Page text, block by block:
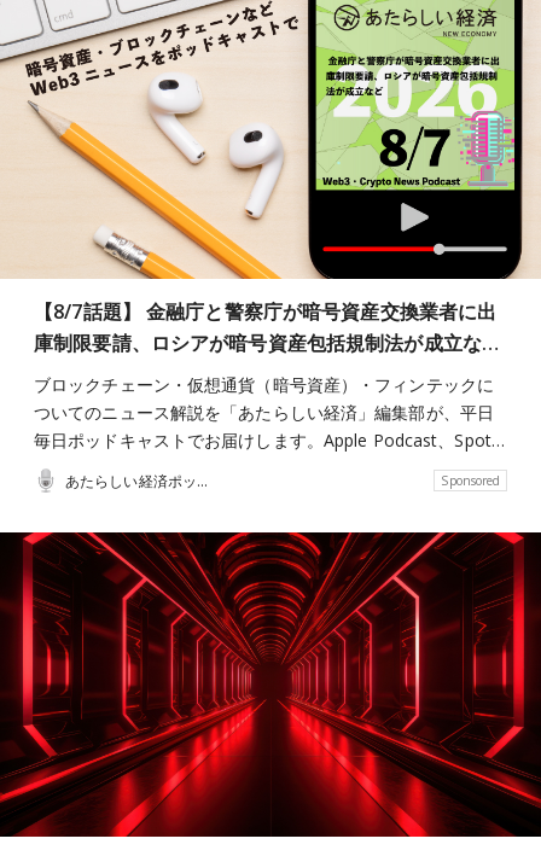
【8/7話題】 金融庁と警察庁が暗号資産交換業者に出
庫制限要請、ロシアが暗号資産包括規制法が成立な…
ブロックチェーン・仮想通貨（暗号資産）・フィンテックに
ついてのニュース解説を「あたらしい経済」編集部が、平日
毎日ポッドキャストでお届けします。Apple Podcast、Spot…
あたらしい経済ポッドキャスト Sponsored